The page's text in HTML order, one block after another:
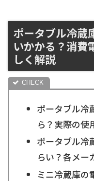
ポータブル冷蔵
いかかる？消費
しく解説
ポータブル冷
ら？実際の使
ポータブル冷
らい？各メー
ミニ冷蔵庫の